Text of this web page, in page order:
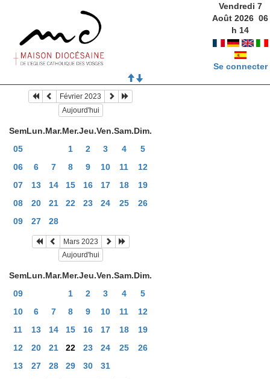
Vendredi 7
Août 2026 06
h 14
Se connecter
Février 2023
Aujourd'hui
SemLun.Mar.Mer.Jeu.Ven.Sam.Dim.
05
1 2 3 4
5
06
6 7 8 9 10 11
12
07
13 14 15 16 17 18
19
08
20 21 22 23 24 25
26
09
27 28
Mars 2023
Aujourd'hui
SemLun.Mar.Mer.Jeu.Ven.Sam.Dim.
09
1 2 3 4
5
10
6 7 8 9 10 11
12
11
13 14 15 16 17 18
19
12
20 21 22 23 24 25
26
13
27 28 29 30 31